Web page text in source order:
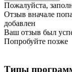
Пожалуйста,
Отзыв вначале
добавлен
Ваш отзыв был
Попробуйте позже
Типы